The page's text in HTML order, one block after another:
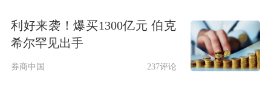
位扩大国内需求。为提振消费，哪些领
域需要重点关注？具体实施路径是什
么？
利好来袭！爆买1300亿元 伯克
希尔罕见出手
券商中国 237评论